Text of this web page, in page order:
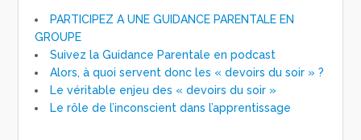
PARTICIPEZ A UNE GUIDANCE PARENTALE EN
GROUPE
Suivez la Guidance Parentale en podcast
Alors, à quoi servent donc les « devoirs du soir » ?
Le véritable enjeu des « devoirs du soir »
Le rôle de l’inconscient dans l’apprentissage